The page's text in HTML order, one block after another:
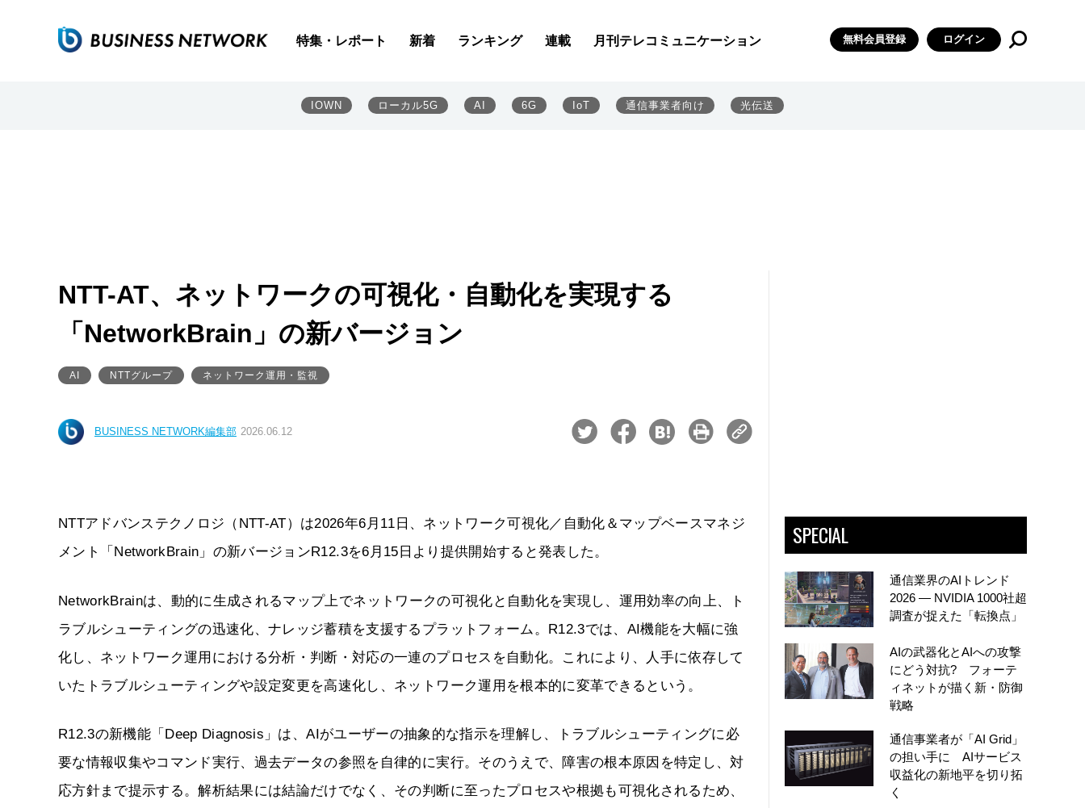
特集・レポート 新着 ランキング 連載 月刊テレコミュニケーション 無料会員登録 ログイン
IOWN ローカル5G AI 6G IoT 通信事業者向け 光伝送
NTT-AT、ネットワークの可視化・自動化を実現する
「NetworkBrain」の新バージョン
AI NTTグループ ネットワーク運用・監視
BUSINESS NETWORK編集部 2026.06.12
NTTアドバンステクノロジ（NTT-AT）は2026年6月11日、ネットワーク可視化／自動化＆マップベースマネジ
メント「NetworkBrain」の新バージョンR12.3を6月15日より提供開始すると発表した。
NetworkBrainは、動的に生成されるマップ上でネットワークの可視化と自動化を実現し、運用効率の向上、ト
ラブルシューティングの迅速化、ナレッジ蓄積を支援するプラットフォーム。R12.3では、AI機能を大幅に強
化し、ネットワーク運用における分析・判断・対応の一連のプロセスを自動化。これにより、人手に依存して
いたトラブルシューティングや設定変更を高速化し、ネットワーク運用を根本的に変革できるという。
R12.3の新機能「Deep Diagnosis」は、AIがユーザーの抽象的な指示を理解し、トラブルシューティングに必
要な情報収集やコマンド実行、過去データの参照を自律的に実行。そのうえで、障害の根本原因を特定し、対
応方針まで提示する。解析結果には結論だけでなく、その判断に至ったプロセスや根拠も可視化されるため、
SPECIAL
通信業界のAIトレンド
2026 ― NVIDIA 1000社超
調査が捉えた「転換点」
AIの武器化とAIへの攻撃
にどう対抗? フォーテ
ィネットが描く新・防御
戦略
通信事業者が「AI Grid」
の担い手に AIサービス
収益化の新地平を切り拓
く